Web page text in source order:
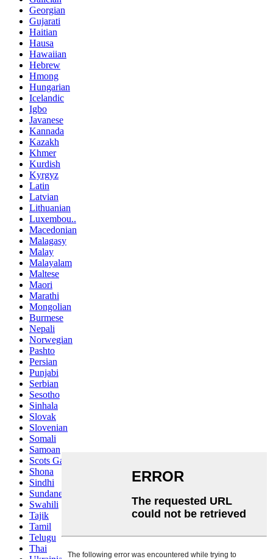
Georgian
Gujarati
Haitian
Hausa
Hawaiian
Hebrew
Hmong
Hungarian
Icelandic
Igbo
Javanese
Kannada
Kazakh
Khmer
Kurdish
Kyrgyz
Latin
Latvian
Lithuanian
Luxembou..
Macedonian
Malagasy
Malay
Malayalam
Maltese
Maori
Marathi
Mongolian
Burmese
Nepali
Norwegian
Pashto
Persian
Punjabi
Serbian
Sesotho
Sinhala
Slovak
Slovenian
Somali
Samoan
Scots Gaelic
Shona
Sindhi
Sundanese
Swahili
Tajik
Tamil
Telugu
Thai